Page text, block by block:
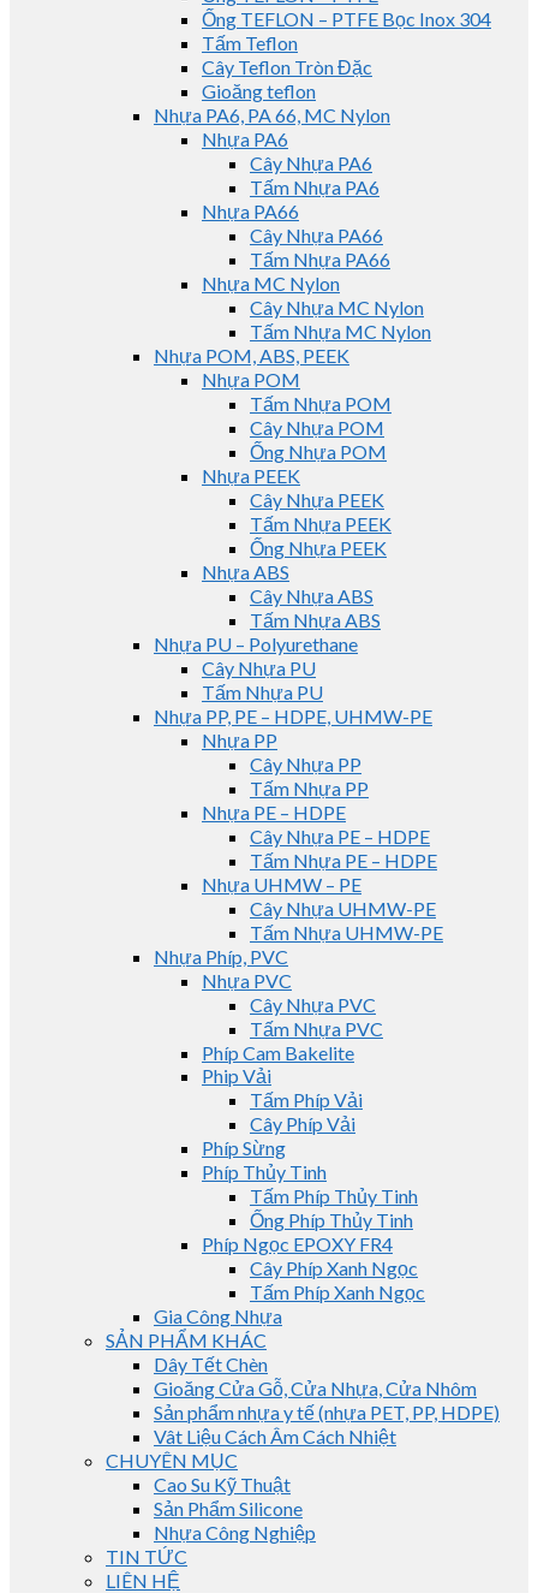
Ống TEFLON – PTFE Bọc Inox 304
Tấm Teflon
Cây Teflon Tròn Đặc
Gioăng teflon
Nhựa PA6, PA 66, MC Nylon
Nhựa PA6
Cây Nhựa PA6
Tấm Nhựa PA6
Nhựa PA66
Cây Nhựa PA66
Tấm Nhựa PA66
Nhựa MC Nylon
Cây Nhựa MC Nylon
Tấm Nhựa MC Nylon
Nhựa POM, ABS, PEEK
Nhựa POM
Tấm Nhựa POM
Cây Nhựa POM
Ống Nhựa POM
Nhựa PEEK
Cây Nhựa PEEK
Tấm Nhựa PEEK
Ống Nhựa PEEK
Nhựa ABS
Cây Nhựa ABS
Tấm Nhựa ABS
Nhựa PU – Polyurethane
Cây Nhựa PU
Tấm Nhựa PU
Nhựa PP, PE – HDPE, UHMW-PE
Nhựa PP
Cây Nhựa PP
Tấm Nhựa PP
Nhựa PE – HDPE
Cây Nhựa PE – HDPE
Tấm Nhựa PE – HDPE
Nhựa UHMW – PE
Cây Nhựa UHMW-PE
Tấm Nhựa UHMW-PE
Nhựa Phíp, PVC
Nhựa PVC
Cây Nhựa PVC
Tấm Nhựa PVC
Phíp Cam Bakelite
Phip Vải
Tấm Phíp Vải
Cây Phíp Vải
Phíp Sừng
Phíp Thủy Tinh
Tấm Phíp Thủy Tinh
Ống Phíp Thủy Tinh
Phíp Ngọc EPOXY FR4
Cây Phíp Xanh Ngọc
Tấm Phíp Xanh Ngọc
Gia Công Nhựa
SẢN PHẨM KHÁC
Dây Tết Chèn
Gioăng Cửa Gỗ, Cửa Nhựa, Cửa Nhôm
Sản phẩm nhựa y tế (nhựa PET, PP, HDPE)
Vât Liệu Cách Âm Cách Nhiệt
CHUYÊN MỤC
Cao Su Kỹ Thuật
Sản Phẩm Silicone
Nhựa Công Nghiệp
TIN TỨC
LIÊN HỆ